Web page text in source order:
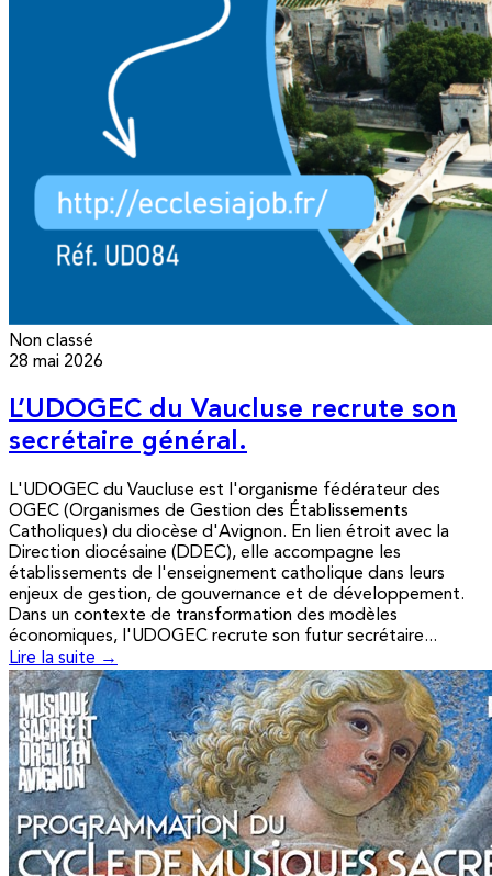
Non classé
28 mai 2026
L’UDOGEC du Vaucluse recrute son
secrétaire général.
L'UDOGEC du Vaucluse est l'organisme fédérateur des
OGEC (Organismes de Gestion des Établissements
Catholiques) du diocèse d'Avignon. En lien étroit avec la
Direction diocésaine (DDEC), elle accompagne les
établissements de l'enseignement catholique dans leurs
enjeux de gestion, de gouvernance et de développement.
Dans un contexte de transformation des modèles
économiques, l'UDOGEC recrute son futur secrétaire...
Lire la suite →